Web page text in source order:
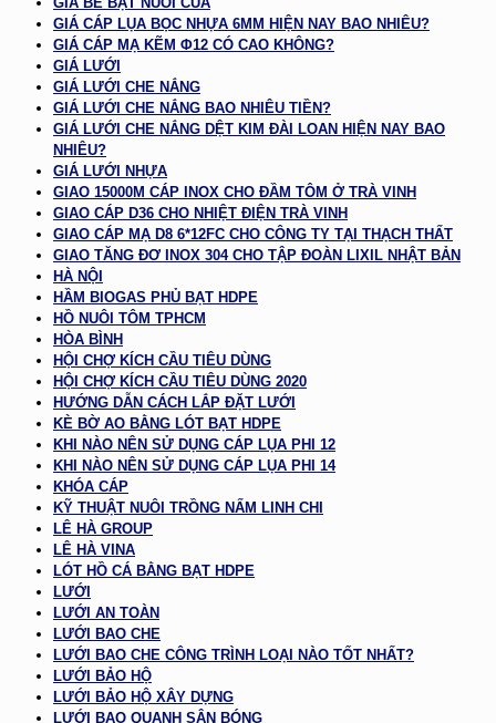
GIÁ CÁP LỤA BỌC NHỰA 6MM HIỆN NAY BAO NHIÊU?
GIÁ CÁP MẠ KẼM Φ12 CÓ CAO KHÔNG?
GIÁ LƯỚI
GIÁ LƯỚI CHE NẮNG
GIÁ LƯỚI CHE NẮNG BAO NHIÊU TIỀN?
GIÁ LƯỚI CHE NẮNG DỆT KIM ĐÀI LOAN HIỆN NAY BAO
NHIÊU?
GIÁ LƯỚI NHỰA
GIAO 15000M CÁP INOX CHO ĐẦM TÔM Ở TRÀ VINH
GIAO CÁP D36 CHO NHIỆT ĐIỆN TRÀ VINH
GIAO CÁP MẠ D8 6*12FC CHO CÔNG TY TẠI THẠCH THẤT
GIAO TĂNG ĐƠ INOX 304 CHO TẬP ĐOÀN LIXIL NHẬT BẢN
HÀ NỘI
HẦM BIOGAS PHỦ BẠT HDPE
HỒ NUÔI TÔM TPHCM
HÒA BÌNH
HỘI CHỢ KÍCH CẦU TIÊU DÙNG
HỘI CHỢ KÍCH CẦU TIÊU DÙNG 2020
HƯỚNG DẪN CÁCH LẮP ĐẶT LƯỚI
KÈ BỜ AO BẰNG LÓT BẠT HDPE
KHI NÀO NÊN SỬ DỤNG CÁP LỤA PHI 12
KHI NÀO NÊN SỬ DỤNG CÁP LỤA PHI 14
KHÓA CÁP
KỸ THUẬT NUÔI TRỒNG NẤM LINH CHI
LÊ HÀ GROUP
LÊ HÀ VINA
LÓT HỒ CÁ BẰNG BẠT HDPE
LƯỚI
LƯỚI AN TOÀN
LƯỚI BAO CHE
LƯỚI BAO CHE CÔNG TRÌNH LOẠI NÀO TỐT NHẤT?
LƯỚI BẢO HỘ
LƯỚI BẢO HỘ XÂY DỰNG
LƯỚI BAO QUANH SÂN BÓNG